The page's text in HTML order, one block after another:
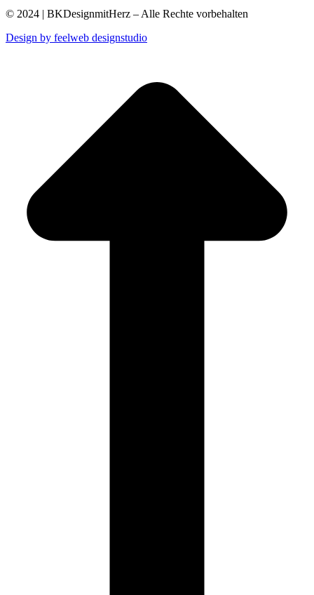
© 2024 | BKDesignmitHerz – Alle Rechte vorbehalten
Design by feelweb designstudio